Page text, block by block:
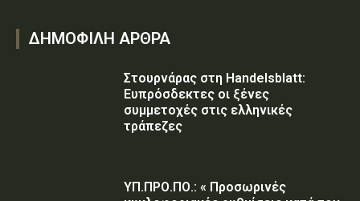
ΔΗΜΟΦΙΛΗ ΑΡΘΡΑ
Στουρνάρας στη Handelsblatt:
Ευπρόσδεκτες οι ξένες
συμμετοχές στις ελληνικές
τράπεζες
ΥΠ.ΠΡΟ.ΠΟ.: « Προσωρινές